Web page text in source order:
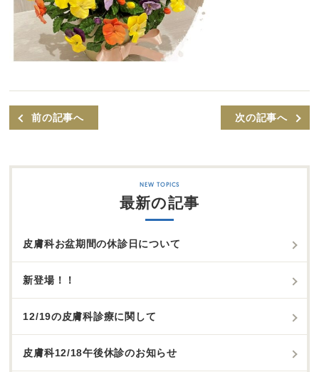
前の記事へ 次の記事へ
最新の記事
皮膚科お盆期間の休診日について
新登場！！
12/19の皮膚科診療に関して
皮膚科12/18午後休診のお知らせ